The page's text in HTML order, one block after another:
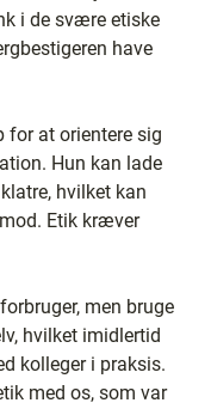
i de svære etiske
have
for at orientere sig
Hun kan lade
hvilket kan
Etik kræver
men bruge
hvilket imidlertid
kolleger i praksis.
med os, som var